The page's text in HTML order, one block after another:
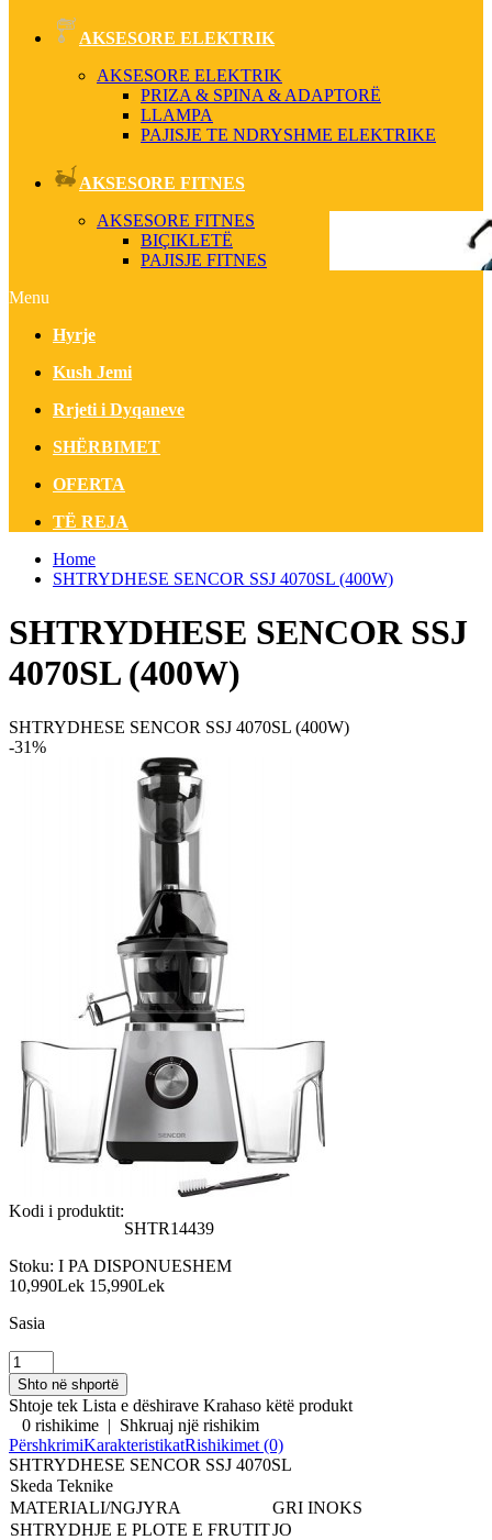
AKSESORE ELEKTRIK
AKSESORE ELEKTRIK
PRIZA & SPINA & ADAPTORË
LLAMPA
PAJISJE TE NDRYSHME ELEKTRIKE
AKSESORE FITNES
AKSESORE FITNES
BIÇIKLETË
PAJISJE FITNES
Menu
Hyrje
Kush Jemi
Rrjeti i Dyqaneve
SHËRBIMET
OFERTA
TË REJA
Home
SHTRYDHESE SENCOR SSJ 4070SL (400W)
SHTRYDHESE SENCOR SSJ
4070SL (400W)
SHTRYDHESE SENCOR SSJ 4070SL (400W)
-31%
Kodi i produktit:
SHTR14439
Stoku: I PA DISPONUESHEM
10,990Lek 15,990Lek
Sasia
Shtoje tek Lista e dëshirave Krahaso këtë produkt
0 rishikime | Shkruaj një rishikim
PërshkrimiKarakteristikatRishikimet (0)
SHTRYDHESE SENCOR SSJ 4070SL
Skeda Teknike
MATERIALI/NGJYRA
GRI INOKS
SHTRYDHJE E PLOTE E FRUTITJO